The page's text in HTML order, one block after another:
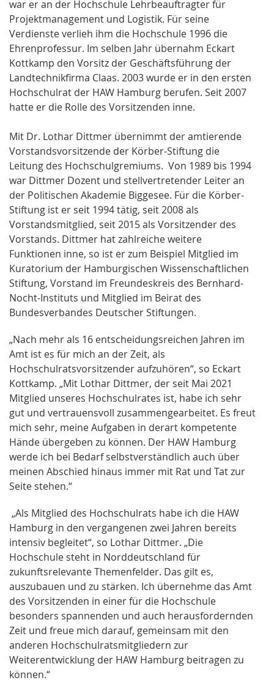
war er an der Hochschule Lehrbeauftragter für
Projektmanagement und Logistik. Für seine
Verdienste verlieh ihm die Hochschule 1996 die
Ehrenprofessur. Im selben Jahr übernahm Eckart
Kottkamp den Vorsitz der Geschäftsführung der
Landtechnikfirma Claas. 2003 wurde er in den ersten
Hochschulrat der HAW Hamburg berufen. Seit 2007
hatte er die Rolle des Vorsitzenden inne.
Mit Dr. Lothar Dittmer übernimmt der amtierende
Vorstandsvorsitzende der Körber-Stiftung die
Leitung des Hochschulgremiums. Von 1989 bis 1994
war Dittmer Dozent und stellvertretender Leiter an
der Politischen Akademie Biggesee. Für die Körber-
Stiftung ist er seit 1994 tätig, seit 2008 als
Vorstandsmitglied, seit 2015 als Vorsitzender des
Vorstands. Dittmer hat zahlreiche weitere
Funktionen inne, so ist er zum Beispiel Mitglied im
Kuratorium der Hamburgischen Wissenschaftlichen
Stiftung, Vorstand im Freundeskreis des Bernhard-
Nocht-Instituts und Mitglied im Beirat des
Bundesverbandes Deutscher Stiftungen.
„Nach mehr als 16 entscheidungsreichen Jahren im
Amt ist es für mich an der Zeit, als
Hochschulratsvorsitzender aufzuhören“, so Eckart
Kottkamp. „Mit Lothar Dittmer, der seit Mai 2021
Mitglied unseres Hochschulrates ist, habe ich sehr
gut und vertrauensvoll zusammengearbeitet. Es freut
mich sehr, meine Aufgaben in derart kompetente
Hände übergeben zu können. Der HAW Hamburg
werde ich bei Bedarf selbstverständlich auch über
meinen Abschied hinaus immer mit Rat und Tat zur
Seite stehen.“
„Als Mitglied des Hochschulrats habe ich die HAW
Hamburg in den vergangenen zwei Jahren bereits
intensiv begleitet“, so Lothar Dittmer. „Die
Hochschule steht in Norddeutschland für
zukunftsrelevante Themenfelder. Das gilt es,
auszubauen und zu stärken. Ich übernehme das Amt
des Vorsitzenden in einer für die Hochschule
besonders spannenden und auch herausfordernden
Zeit und freue mich darauf, gemeinsam mit den
anderen Hochschulratsmitgliedern zur
Weiterentwicklung der HAW Hamburg beitragen zu
können.“